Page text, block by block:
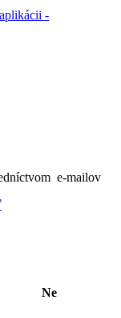
-
e-mailov
Ne